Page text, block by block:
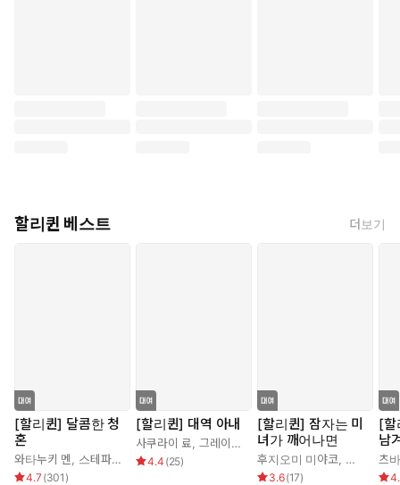
할리퀸 베스트 더보기
[할리퀸] 달콤한 청
혼
와타누키 멘 스테파니 로렌스
4.7 (301 )
[할리퀸] 대역 아내
사쿠라이 료 그레이스 그린
4.4 (25)
[할리퀸] 잠자는 미
녀가 깨어나면
후지오미 미야코, 조안 엘리
3.6(17)
[할
남
츠